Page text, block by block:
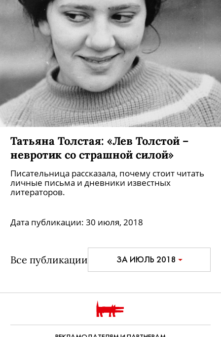
Татьяна Толстая: «Лев Толстой –
невротик со страшной силой»
Писательница рассказала, почему стоит читать
личные письма и дневники известных
литераторов.
Дата публикации: 30 июля, 2018
Все публикации ЗА ИЮЛЬ 2018